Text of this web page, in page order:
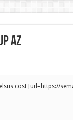
az
cost [url=https://